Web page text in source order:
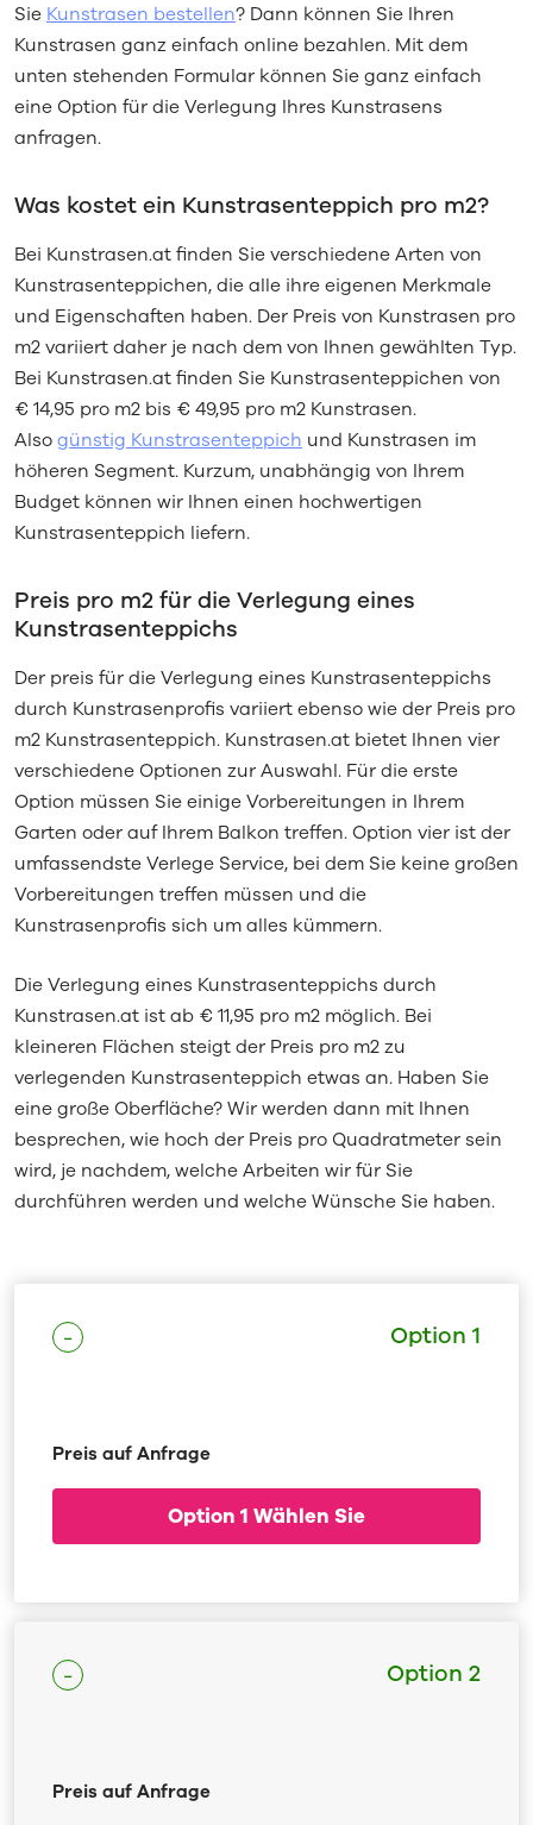
Sie Kunstrasen bestellen? Dann können Sie Ihren
Kunstrasen ganz einfach online bezahlen. Mit dem
unten stehenden Formular können Sie ganz einfach
eine Option für die Verlegung Ihres Kunstrasens
anfragen.
Was kostet ein Kunstrasenteppich pro m2?
Bei Kunstrasen.at finden Sie verschiedene Arten von
Kunstrasenteppichen, die alle ihre eigenen Merkmale
und Eigenschaften haben. Der Preis von Kunstrasen pro
m2 variiert daher je nach dem von Ihnen gewählten Typ.
Bei Kunstrasen.at finden Sie Kunstrasenteppichen von
€ 14,95 pro m2 bis € 49,95 pro m2 Kunstrasen.
Also günstig Kunstrasenteppich und Kunstrasen im
höheren Segment. Kurzum, unabhängig von Ihrem
Budget können wir Ihnen einen hochwertigen
Kunstrasenteppich liefern.
Preis pro m2 für die Verlegung eines
Kunstrasenteppichs
Der preis für die Verlegung eines Kunstrasenteppichs
durch Kunstrasenprofis variiert ebenso wie der Preis pro
m2 Kunstrasenteppich. Kunstrasen.at bietet Ihnen vier
verschiedene Optionen zur Auswahl. Für die erste
Option müssen Sie einige Vorbereitungen in Ihrem
Garten oder auf Ihrem Balkon treffen. Option vier ist der
umfassendste Verlege Service, bei dem Sie keine großen
Vorbereitungen treffen müssen und die
Kunstrasenprofis sich um alles kümmern.
Die Verlegung eines Kunstrasenteppichs durch
Kunstrasen.at ist ab € 11,95 pro m2 möglich. Bei
kleineren Flächen steigt der Preis pro m2 zu
verlegenden Kunstrasenteppich etwas an. Haben Sie
eine große Oberfläche? Wir werden dann mit Ihnen
besprechen, wie hoch der Preis pro Quadratmeter sein
wird, je nachdem, welche Arbeiten wir für Sie
durchführen werden und welche Wünsche Sie haben.
Option 1
Preis auf Anfrage
Option 1 Wählen Sie
Option 2
Preis auf Anfrage